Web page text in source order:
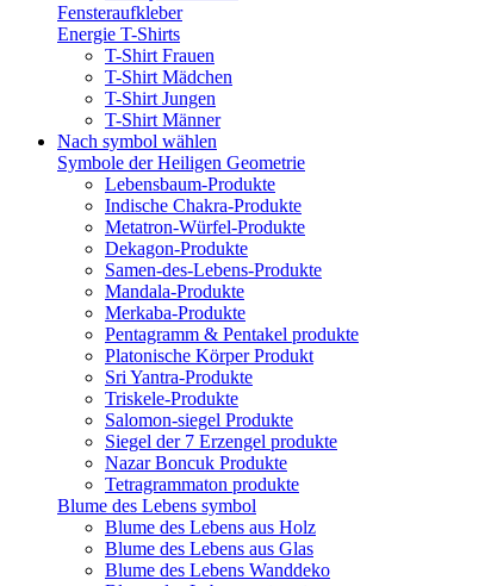
Fensteraufkleber
Energie T-Shirts
T-Shirt Frauen
T-Shirt Mädchen
T-Shirt Jungen
T-Shirt Männer
Nach symbol wählen
Symbole der Heiligen Geometrie
Lebensbaum-Produkte
Indische Chakra-Produkte
Metatron-Würfel-Produkte
Dekagon-Produkte
Samen-des-Lebens-Produkte
Mandala-Produkte
Merkaba-Produkte
Pentagramm & Pentakel produkte
Platonische Körper Produkt
Sri Yantra-Produkte
Triskele-Produkte
Salomon-siegel Produkte
Siegel der 7 Erzengel produkte
Nazar Boncuk Produkte
Tetragrammaton produkte
Blume des Lebens symbol​
Blume des Lebens aus Holz
Blume des Lebens aus Glas
Blume des Lebens Wanddeko